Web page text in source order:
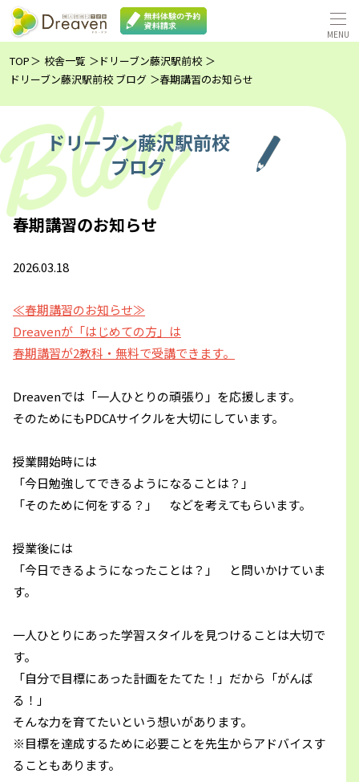
TOP 校舎一覧
ドリーブン藤沢駅前校
ドリーブン藤沢駅前校 ブログ
春期講習のお知らせ
ドリーブン藤沢駅前校
ブログ
春期講習のお知らせ
2026.03.18
≪春期講習のお知らせ≫
Dreavenが「はじめての方」は
春期講習が2教科・無料で受講できます。
Dreavenでは「一人ひとりの頑張り」を応援します。
そのためにもPDCAサイクルを大切にしています。
授業開始時には
「今日勉強してできるようになることは？」
「そのために何をする？」 などを考えてもらいます。
授業後には
「今日できるようになったことは？」 と問いかけていま
す。
一人ひとりにあった学習スタイルを見つけることは大切で
す。
「自分で目標にあった計画をたてた！」だから「がんば
る！」
そんな力を育てたいという想いがあります。
※目標を達成するために必要ことを先生からアドバイスす
ることもあります。